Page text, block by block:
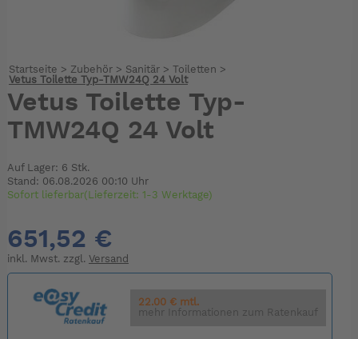
Startseite > Zubehör> Sanitär> Toiletten >
Vetus Toilette Typ-TMW24Q 24 Volt
Vetus Toilette Typ-
TMW24Q 24 Volt
Auf Lager: 6 Stk.
Stand: 06.08.2026 00:10 Uhr
Sofort lieferbar(Lieferzeit: 1-3 Werktage)
651,52 €
inkl. Mwst. zzgl. Versand
22.00 € mtl.
mehr Informationen zum Ratenkauf